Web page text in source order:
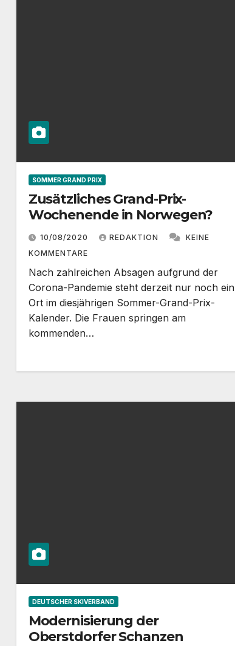
SOMMER GRAND PRIX
Zusätzliches Grand-Prix-
Wochenende in Norwegen?
10/08/2020 REDAKTION
KEINE
KOMMENTARE
Nach zahlreichen Absagen aufgrund der
Corona-Pandemie steht derzeit nur noch ein
Ort im diesjährigen Sommer-Grand-Prix-
Kalender. Die Frauen springen am
kommenden…
DEUTSCHER SKIVERBAND
Modernisierung der
Oberstdorfer Schanzen